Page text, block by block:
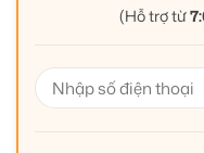
(Hỗ trợ từ